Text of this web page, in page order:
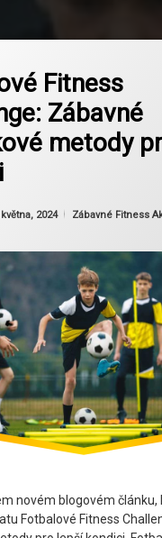
Fitness
Zábavné
metody
května, 2024
Aktualizováno 20
Od Ruby
Kategorie:
Zábavné Fitness
novém blogovém článku,
Fotbalové Fitness